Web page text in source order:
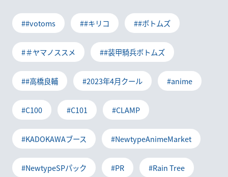
##votoms ##キリコ ##ボトムズ
#＃ヤマノススメ ##装甲騎兵ボトムズ
##高橋良輔 #2023年4月クール #anime
#C100 #C101 #CLAMP
#KADOKAWAブース #NewtypeAnimeMarket
#NewtypeSPパック #PR #Rain Tree